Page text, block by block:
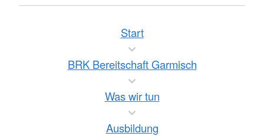
Start
BRK Bereitschaft Garmisch
Was wir tun
Ausbildung